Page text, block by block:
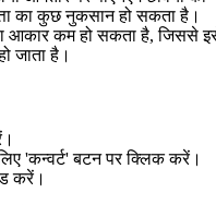
का कुछ नुकसान हो सकता है।
आकार कम हो सकता है, जिससे
जाता है।
'कन्वर्ट' बटन पर क्लिक करें।
करें।